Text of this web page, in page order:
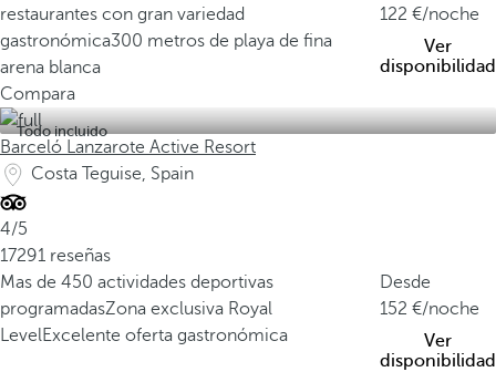
restaurantes con gran variedad
gastronómica300 metros de playa de fina
arena blanca
122
/noche
Ver
disponibilidad
Compara
Todo incluido
Barceló Lanzarote Active Resort
Costa Teguise, Spain
4/5
17291 reseñas
Mas de 450 actividades deportivas
programadasZona exclusiva Royal
LevelExcelente oferta gastronómica
Desde
152
/noche
Ver
disponibilidad